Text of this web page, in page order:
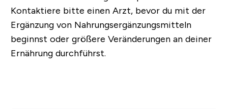
Kontaktiere bitte einen Arzt, bevor du mit der
Ergänzung von Nahrungsergänzungsmitteln
beginnst oder größere Veränderungen an deiner
Ernährung durchführst.